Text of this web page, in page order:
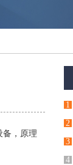
备，原理
1
2
3
4